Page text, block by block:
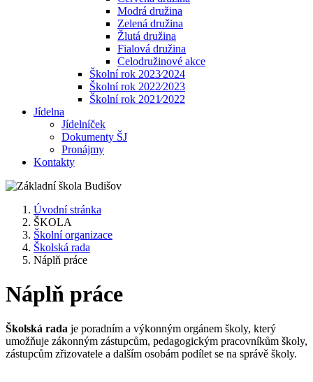
Modrá družina
Zelená družina
Žlutá družina
Fialová družina
Celodružinové akce
Školní rok 2023⁄2024
Školní rok 2022⁄2023
Školní rok 2021⁄2022
Jídelna
Jídelníček
Dokumenty ŠJ
Pronájmy
Kontakty
Úvodní stránka
ŠKOLA
Školní organizace
Školská rada
Náplň práce
Náplň práce
Školská rada je poradním a výkonným orgánem školy, který
umožňuje zákonným zástupcům, pedagogickým pracovníkům školy,
zástupcům zřizovatele a dalším osobám podílet se na správě školy.